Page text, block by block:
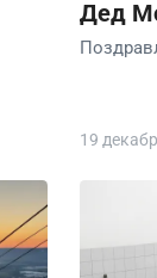
Дед
19